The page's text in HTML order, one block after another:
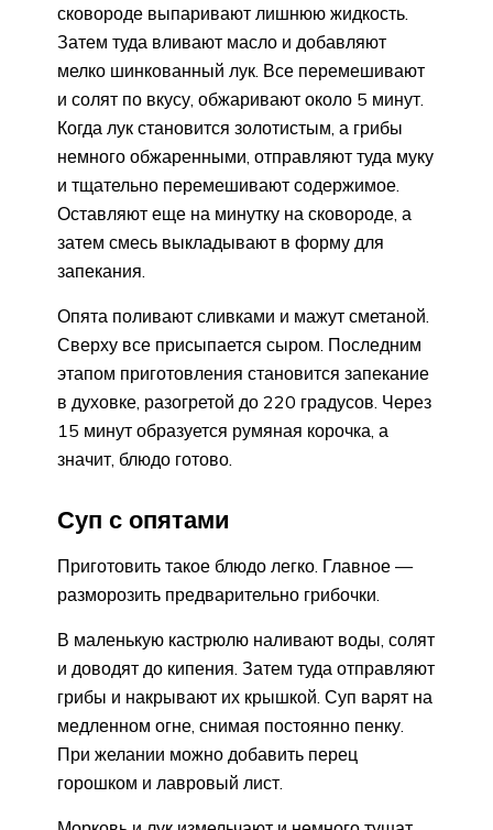
сковороде выпаривают лишнюю жидкость.
Затем туда вливают масло и добавляют
мелко шинкованный лук. Все перемешивают
и солят по вкусу, обжаривают около 5 минут.
Когда лук становится золотистым, а грибы
немного обжаренными, отправляют туда муку
и тщательно перемешивают содержимое.
Оставляют еще на минутку на сковороде, а
затем смесь выкладывают в форму для
запекания.
Опята поливают сливками и мажут сметаной.
Сверху все присыпается сыром. Последним
этапом приготовления становится запекание
в духовке, разогретой до 220 градусов. Через
15 минут образуется румяная корочка, а
значит, блюдо готово.
Суп с опятами
Приготовить такое блюдо легко. Главное —
разморозить предварительно грибочки.
В маленькую кастрюлю наливают воды, солят
и доводят до кипения. Затем туда отправляют
грибы и накрывают их крышкой. Суп варят на
медленном огне, снимая постоянно пенку.
При желании можно добавить перец
горошком и лавровый лист.